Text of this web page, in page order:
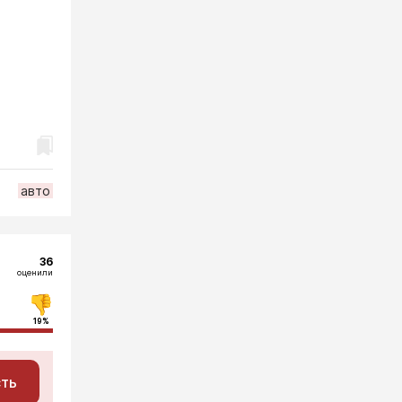
авто
36
оценили
19%